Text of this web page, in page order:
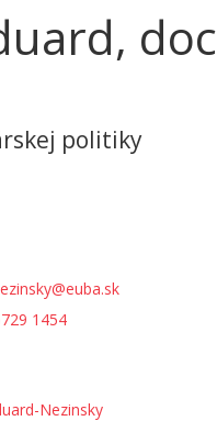
politiky
1454
Nezinsky